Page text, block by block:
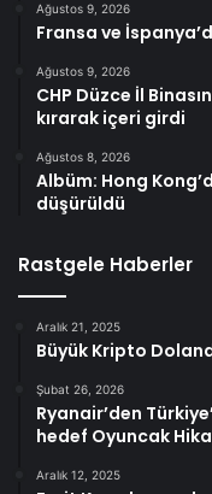
Ağustos 9, 2026
Fransa ve
Ağustos 9, 2026
CHP Düzce İl
kırarak içeri girdi
Ağustos 8, 2026
Albüm: Hong
düşürüldü
Rastgele Haberler
Aralık 21, 2025
Büyük Kripto
Şubat 26, 2026
Ryanair’den
hedef Oyuncak
Aralık 12, 2025